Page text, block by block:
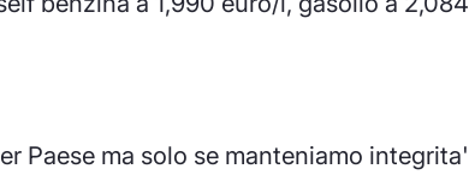
Paese ma solo se manteniamo integrita'